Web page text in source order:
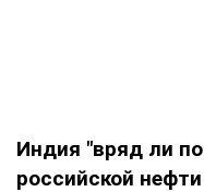
Индия "вряд ли
российской